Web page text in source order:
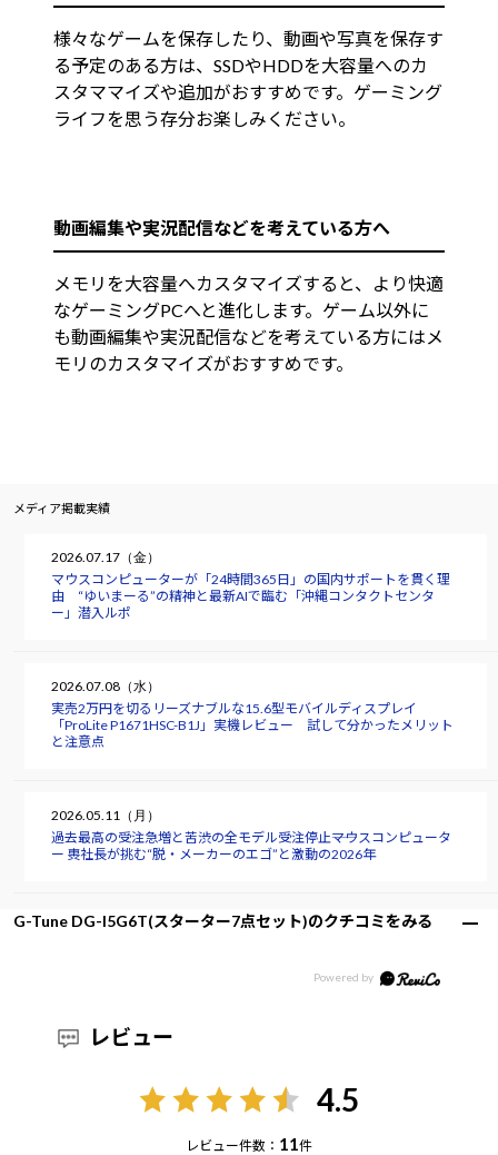
様々なゲームを保存したり、動画や写真を保存す
る予定のある方は、SSDやHDDを大容量へのカ
スタママイズや追加がおすすめです。ゲーミング
ライフを思う存分お楽しみください。
動画編集や実況配信などを考えている方へ
メモリを大容量へカスタマイズすると、より快適
なゲーミングPCへと進化します。ゲーム以外に
も動画編集や実況配信などを考えている方にはメ
モリのカスタマイズがおすすめです。
メディア掲載実績
2026.07.17（金）
マウスコンピューターが「24時間365日」の国内サポートを貫く理
由 “ゆいまーる”の精神と最新AIで臨む「沖縄コンタクトセンタ
ー」潜入ルポ
2026.07.08（水）
実売2万円を切るリーズナブルな15.6型モバイルディスプレイ
「ProLite P1671HSC-B1J」実機レビュー 試して分かったメリット
と注意点
2026.05.11（月）
過去最高の受注急増と苦渋の全モデル受注停止――マウスコンピュータ
ー 軣社長が挑む“脱・メーカーのエゴ”と激動の2026年
G-Tune DG-I5G6T(スターター7点セット)のクチコミをみる
レビュー
4.5
レビュー件数： 11件